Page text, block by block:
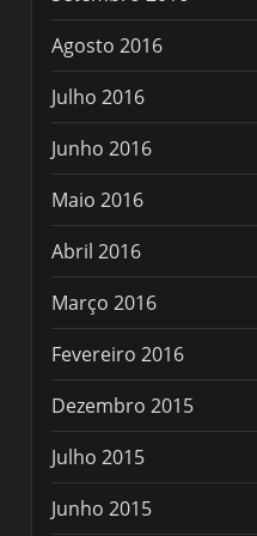
Agosto 2016
Julho 2016
Junho 2016
Maio 2016
Abril 2016
Março 2016
Fevereiro 2016
Dezembro 2015
Julho 2015
Junho 2015